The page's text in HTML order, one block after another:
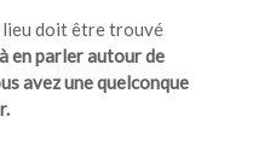
lieu doit être trouvé
en parler autour de
avez une quelconque